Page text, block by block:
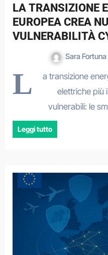
LA TRANSIZIONE
EUROPEA CREA
VULNERABILITÀ
STRATEGICOSara Fortuna
L
a transizione
elettriche più
vulnerabili: le
Leggi tutto